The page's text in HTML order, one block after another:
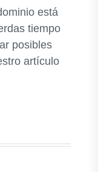
está
tiempo
posibles
artículo